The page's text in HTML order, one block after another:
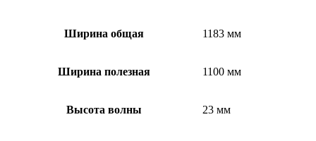
Ширина общая 1183 мм
Ширина полезная 1100 мм
Высота волны 23 мм